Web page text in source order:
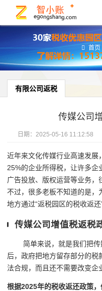
首页
有限公司返税
传媒公司
日期： 2025-05-16 11:12:58
近年来文化传媒行业高速发展
25%的企业所得税，让许多企
广告投放、版权运营等业务，
不过，很多老板不知道的是，
地方通过“返税园区的税收返还
传媒公司增值税返税
简单来说，就是我们把传
后，政府把地方留存部分的
法合规，而且还不需要改变企
根据2025年的税收返还政策